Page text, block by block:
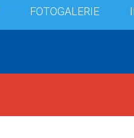
FOTOGALERIE